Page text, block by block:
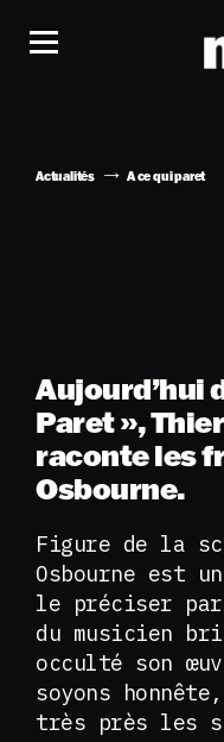
Actualités A ce qui paret
Aujourd’hui
Paret »,
raconte les
Osbourne.
Figure de la
Osbourne est
le préciser
du musicien
occulté son
soyons
très près les